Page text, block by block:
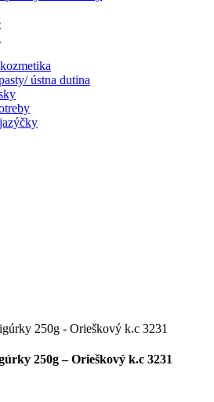
ústna dutina
250g – Orieškový k.c 3231